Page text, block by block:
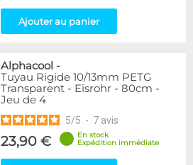
Ajouter au panier
Alphacool -
Tuyau Rigide 10/13mm PETG
Transparent - Eisrohr - 80cm -
Jeu de 4
5/5 - 7 avis
23,90 €
En stock
Expédition immédiate